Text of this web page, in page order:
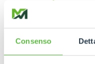
Consenso